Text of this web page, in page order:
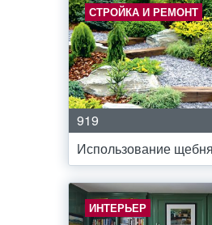
СТРОЙКА И РЕМОНТ
919
Использование щебня
ИНТЕРЬЕР